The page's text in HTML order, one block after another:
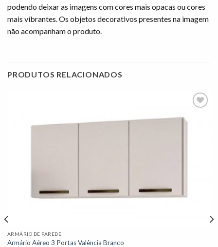
podendo deixar as imagens com cores mais opacas ou cores
mais vibrantes. Os objetos decorativos presentes na imagem
não acompanham o produto.
PRODUTOS RELACIONADOS
ARMÁRIO DE PAREDE
Armário Aéreo 3 Portas Valência Branco